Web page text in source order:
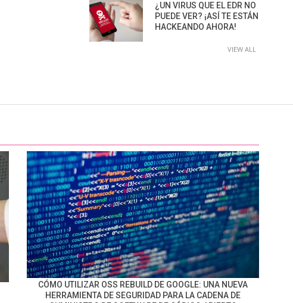
¿UN VIRUS QUE EL EDR NO
PUEDE VER? ¡ASÍ TE ESTÁN
HACKEANDO AHORA!
VIEW ALL
CÓMO UTILIZAR OSS REBUILD DE GOOGLE: UNA NUEVA
HERRAMIENTA DE SEGURIDAD PARA LA CADENA DE